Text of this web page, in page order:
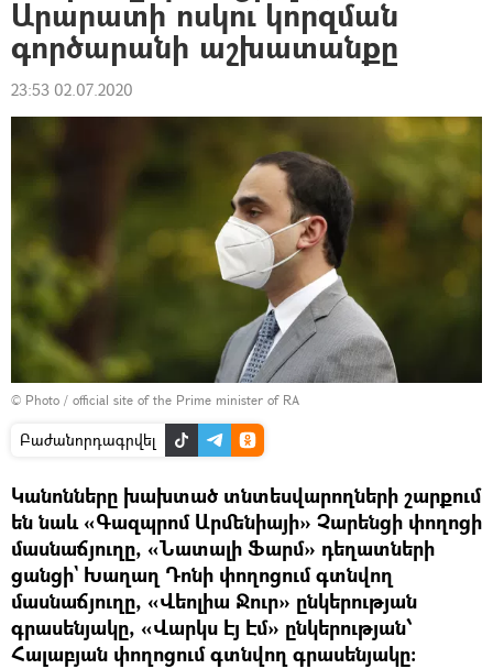
Արարատի ոսկու կորզման
գործարանի աշխատանքը
23:53 02.07.2020
© Photo / official site of the Prime minister of RA
Բաժանորդագրվել
Կանոնները խախտած տնտեսվարողների շարքում
են նաև «Գազպրոմ Արմենիայի» Չարենցի փողոցի
մասնաճյուղը, «Նատալի Ֆարմ» դեղատների
ցանցի` Խաղաղ Դոնի փողոցում գտնվող
մասնաճյուղը, «Վեոլիա Ջուր» ընկերության
գրասենյակը, «Վարկս Էյ Էմ» ընկերության՝
Հալաբյան փողոցում գտնվող գրասենյակը։